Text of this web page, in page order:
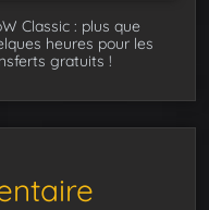
Classic : plus que
heures pour les
gratuits !